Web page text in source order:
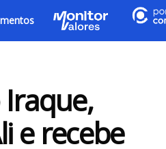
e recebe